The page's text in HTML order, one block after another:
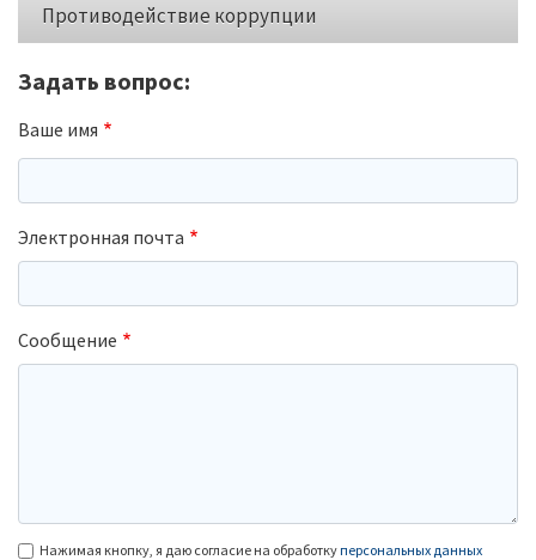
Противодействие коррупции
Задать вопрос:
Ваше имя
Электронная почта
Сообщение
Нажимая кнопку, я даю согласие на обработкуперсональных данных